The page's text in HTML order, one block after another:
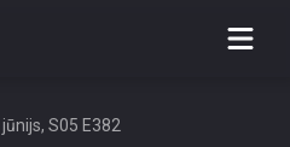
devis nedēļu
S05 E382